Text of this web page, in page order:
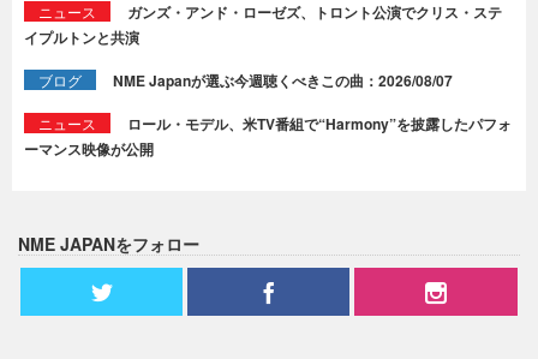
ニュース
ガンズ・アンド・ローゼズ、トロント公演でクリス・ステ
イプルトンと共演
ブログ NME Japanが選ぶ今週聴くべきこの曲：2026/08/07
ニュース
ロール・モデル、米TV番組で“Harmony”を披露したパフォ
ーマンス映像が公開
NME JAPANをフォロー